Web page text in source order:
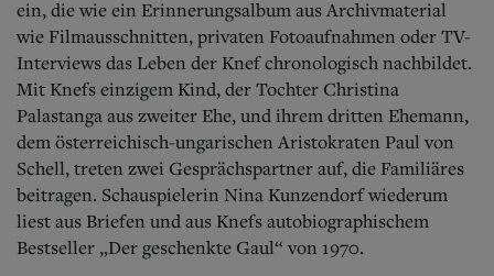
ein, die wie ein Erinnerungsalbum aus Archivmaterial
wie Filmausschnitten, privaten Fotoaufnahmen oder TV-
Interviews das Leben der Knef chronologisch nachbildet.
Mit Knefs einzigem Kind, der Tochter Christina
Palastanga aus zweiter Ehe, und ihrem dritten Ehemann,
dem österreichisch-ungarischen Aristokraten Paul von
Schell, treten zwei Gesprächspartner auf, die Familiäres
beitragen. Schauspielerin Nina Kunzendorf wiederum
liest aus Briefen und aus Knefs autobiographischem
Bestseller „Der geschenkte Gaul“ von 1970.